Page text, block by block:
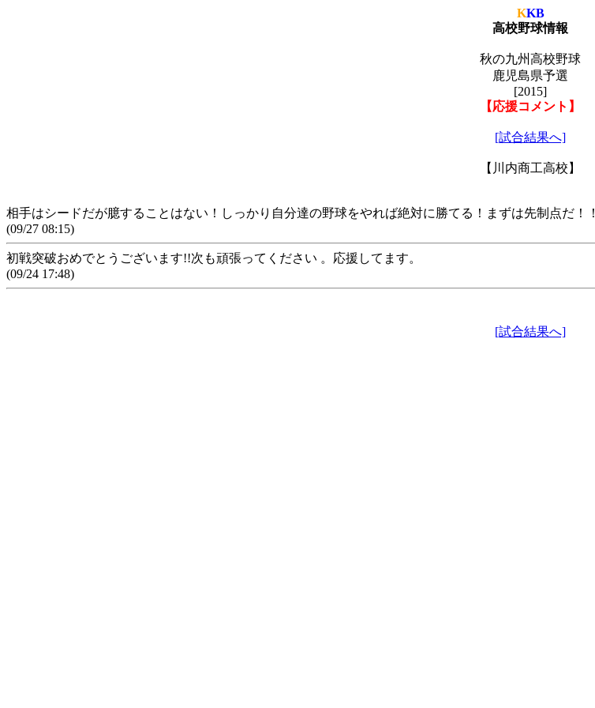
KKB
高校野球情報
秋の九州高校野球
鹿児島県予選
[2015]
【応援コメント】
[試合結果へ]
【川内商工高校】
相手はシードだが臆することはない！しっかり自分達の野球をやれば絶対に勝てる！まずは先制点だ！！
(09/27 08:15)
初戦突破おめでとうございます!!次も頑張ってください 。応援してます。
(09/24 17:48)
[試合結果へ]